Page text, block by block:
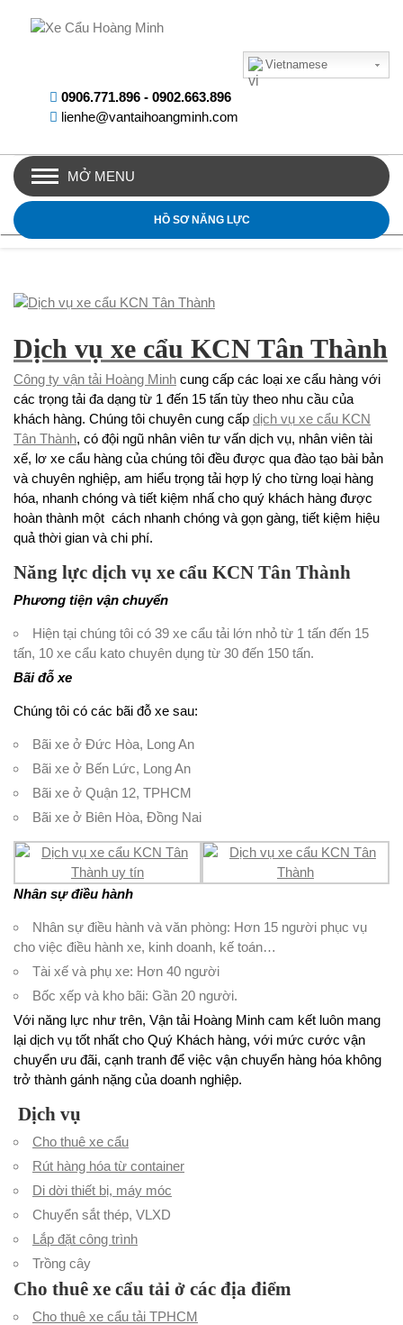
Vietnamese
0906.771.896 - 0902.663.896
lienhe@vantaihoangminh.com
MỞ MENU
HỒ SƠ NĂNG LỰC
Dịch vụ xe cẩu KCN Tân Thành
Công ty vận tải Hoàng Minh cung cấp các loại xe cẩu hàng với
các trọng tải đa dạng từ 1 đến 15 tấn tùy theo nhu cầu của
khách hàng. Chúng tôi chuyên cung cấp dịch vụ xe cẩu KCN
Tân Thành, có đội ngũ nhân viên tư vấn dịch vụ, nhân viên tài
xế, lơ xe cẩu hàng của chúng tôi đều được qua đào tạo bài bản
và chuyên nghiệp, am hiểu trọng tải hợp lý cho từng loại hàng
hóa, nhanh chóng và tiết kiệm nhấ cho quý khách hàng được
hoàn thành một cách nhanh chóng và gọn gàng, tiết kiệm hiệu
quả thời gian và chi phí.
Năng lực dịch vụ xe cẩu KCN Tân Thành
Phương tiện vận chuyển
Hiện tại chúng tôi có 39 xe cẩu tải lớn nhỏ từ 1 tấn đến 15
tấn, 10 xe cẩu kato chuyên dụng từ 30 đến 150 tấn.
Bãi đỗ xe
Chúng tôi có các bãi đỗ xe sau:
Bãi xe ở Đức Hòa, Long An
Bãi xe ở Bến Lức, Long An
Bãi xe ở Quận 12, TPHCM
Bãi xe ở Biên Hòa, Đồng Nai
Nhân sự điều hành
Nhân sự điều hành và văn phòng: Hơn 15 người phục vụ
cho việc điều hành xe, kinh doanh, kế toán…
Tài xế và phụ xe: Hơn 40 người
Bốc xếp và kho bãi: Gần 20 người.
Với năng lực như trên, Vận tải Hoàng Minh cam kết luôn mang
lại dịch vụ tốt nhất cho Quý Khách hàng, với mức cước vận
chuyển ưu đãi, cạnh tranh để việc vận chuyển hàng hóa không
trở thành gánh nặng của doanh nghiệp.
Dịch vụ
Cho thuê xe cẩu
Rút hàng hóa từ container
Di dời thiết bị, máy móc
Chuyển sắt thép, VLXD
Lắp đặt công trình
Trồng cây
Cho thuê xe cẩu tải ở các địa điểm
Cho thuê xe cẩu tải TPHCM